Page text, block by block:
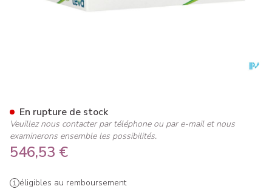
546,53 €
éligibles au remboursement
En rupture de stock
Veuillez nous contacter par téléphone ou par e-mail et nous
examinerons ensemble les possibilités.